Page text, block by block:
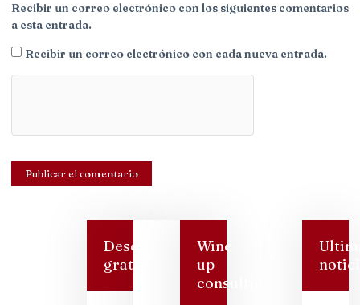
Recibir un correo electrónico con los siguientes comentarios
a esta entrada.
Recibir un correo electrónico con cada nueva entrada.
Descarga
gratis
Wine
up
consulting